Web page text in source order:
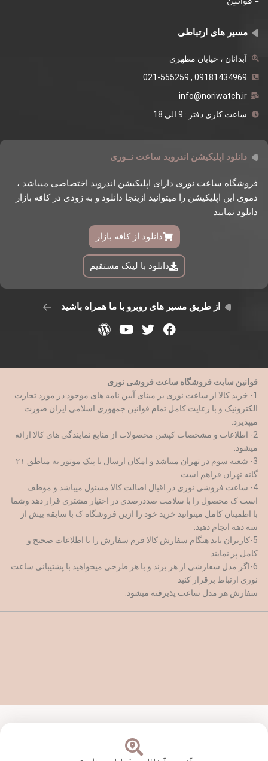
مسیر های ارتباطی
آبدانان ، خیابان مطهری
09181434969 , 021-555259
info@noriwatch.ir
ساعت کاری دفتر : 9 الی 18
دانلود اپلیکیشن اندروید ساعت نــوری
فروشگاه ساعت نوری دارای اپلیکیشن اندروید اختصاصی میباشد ،
دموی این اپلیکیشن را میتوانید ازینجا دانلود و به زودی در کافه بازار
دانلود نمایید
دانلود از کافه بازار
دانلود با لینک مستقیم
از طریق مسیر های روبرو با ما همراه باشید
قوانین سایت فروشگاه ساعت فروشی نوری
1- خرید کالا از ساعت نوری بر مبنای آیین نامه های موجود در مورد تجارت
الکترونیک و با رعایت کامل تمام قوانین جمهوری اسلامی ایران صورت
میپذیرد.
2- اطلاعات و مشخصات کپشن محصولات از منابع نمایندگی های کالا ارائه
میشود.
3- شعبه سوم در تهران میباشد و امکان ارسال با پیک موتور به مناطق ۲۱
گانه تهران فراهم است
4- ساعت فروشی نوری در اقبال اصالت کالا مسئول میباشد و موظف
است ک محصول را با سلامت صددرصدی در اختیار مشتری قرار دهد وشما
با اطمینان کامل میتوانید خرید خود را ازین فروشگاه ک با سابقه بیش از
سه دهه انجام دهید.
5-کاربران باید هنگام سفارش کالا فرم سفارش را با اطلاعات صحیح و
کامل پر نمایند
6-اگر مدل سفارشی از هر برند و با هر طرحی میخواهید با پشتیبانی ساعت
نوری ارتباط برقرار کنید
سفارش هر مدل ساعت پذیرفته میشود.